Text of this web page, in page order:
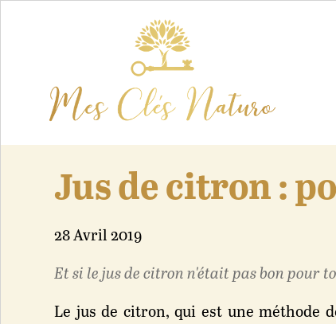
Jus de citron :
28 Avril 2019
Et si le jus de citron n'était pas bon pour
Le jus de citron, qui est une méthode